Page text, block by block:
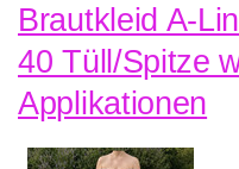
Brautkleid A-
40 Tüll/Spitze
Applikationen